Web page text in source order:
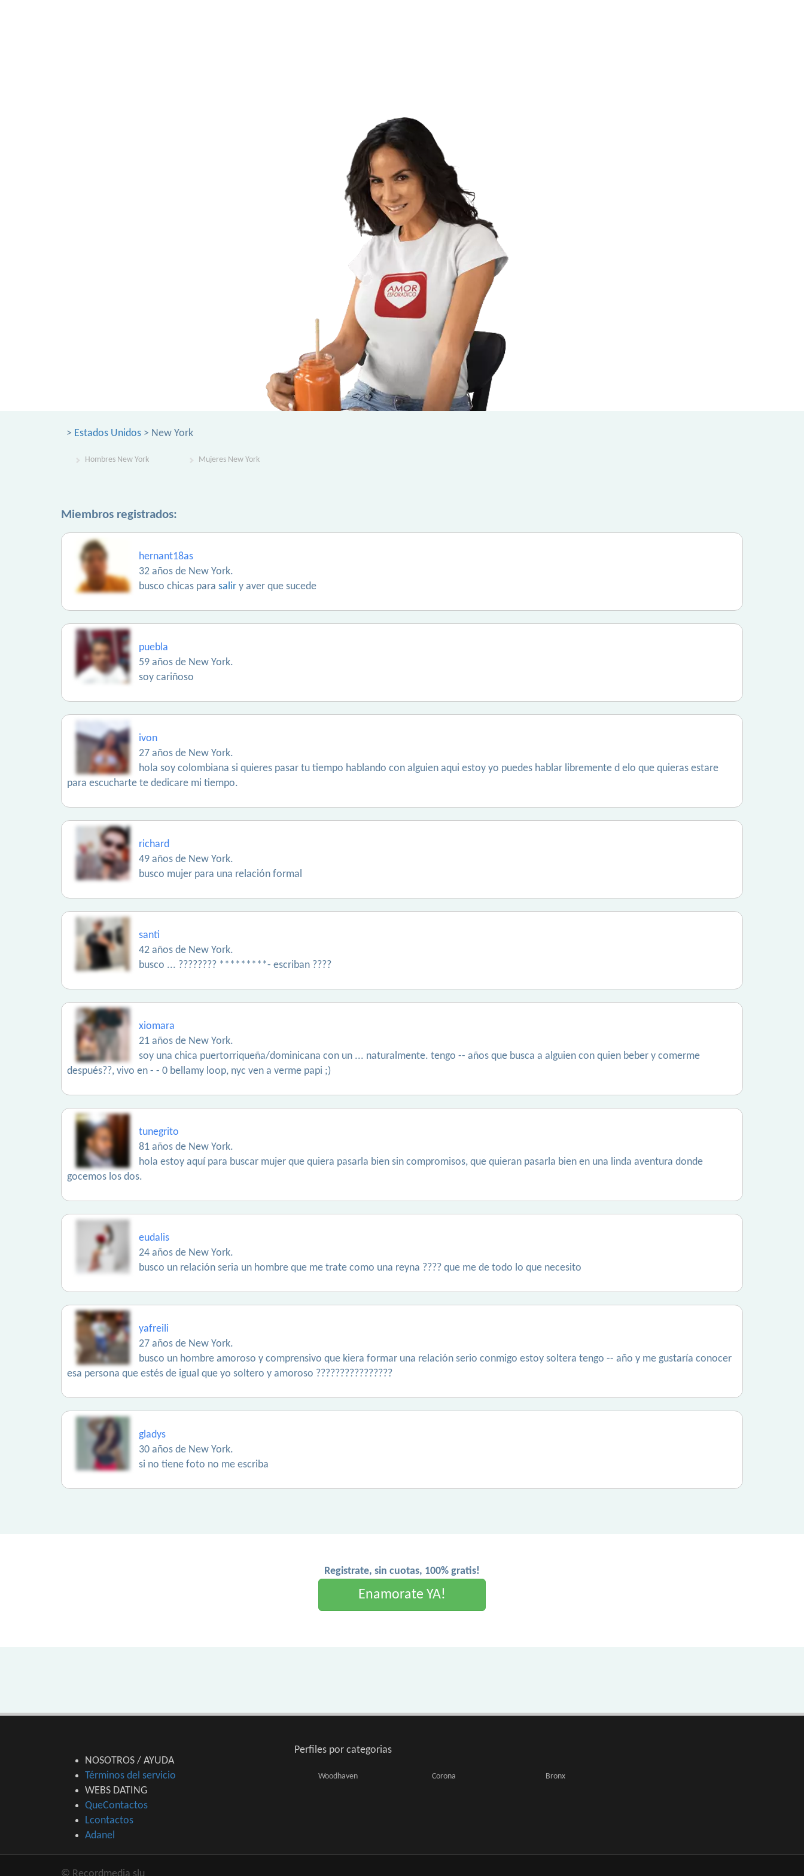
> Estados Unidos > New York
Hombres New York Mujeres New York
Miembros registrados:
hernant18as
32 años de New York.
busco chicas para salir y aver que sucede
puebla
59 años de New York.
soy cariñoso
ivon
27 años de New York.
hola soy colombiana si quieres pasar tu tiempo hablando con alguien aqui estoy yo puedes hablar libremente d elo que quieras estare
para escucharte te dedicare mi tiempo.
richard
49 años de New York.
busco mujer para una relación formal
santi
42 años de New York.
busco ... ???????? *********- escriban ????
xiomara
21 años de New York.
soy una chica puertorriqueña/dominicana con un ... naturalmente. tengo -- años que busca a alguien con quien beber y comerme
después??, vivo en - - 0 bellamy loop, nyc ven a verme papi ;)
tunegrito
81 años de New York.
hola estoy aquí para buscar mujer que quiera pasarla bien sin compromisos, que quieran pasarla bien en una linda aventura donde
gocemos los dos.
eudalis
24 años de New York.
busco un relación seria un hombre que me trate como una reyna ???? que me de todo lo que necesito
yafreili
27 años de New York.
busco un hombre amoroso y comprensivo que kiera formar una relación serio conmigo estoy soltera tengo -- año y me gustaría conocer
esa persona que estés de igual que yo soltero y amoroso ????????????????
gladys
30 años de New York.
si no tiene foto no me escriba
Registrate, sin cuotas, 100% gratis!
Enamorate YA!
NOSOTROS / AYUDA
Términos del servicio
WEBS DATING
QueContactos
Lcontactos
Adanel
Perfiles por categorias
Woodhaven Corona Bronx